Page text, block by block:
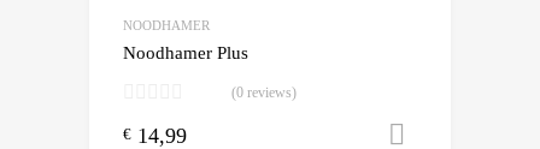
NOODHAMER
Noodhamer Plus
(0 reviews)
€ 14,99